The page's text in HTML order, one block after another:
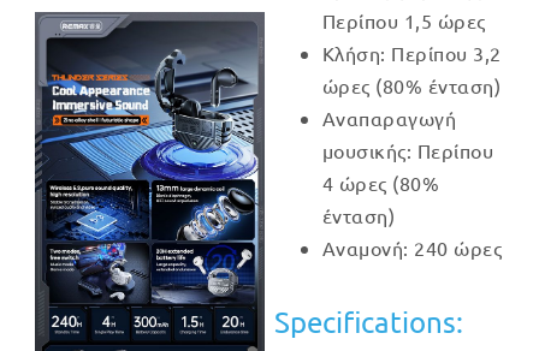
Περίπου 1,5 ώρες
Κλήση: Περίπου 3,2
ώρες (80% ένταση)
Αναπαραγωγή
μουσικής: Περίπου
4 ώρες (80%
ένταση)
Αναμονή: 240 ώρες
Specifications: